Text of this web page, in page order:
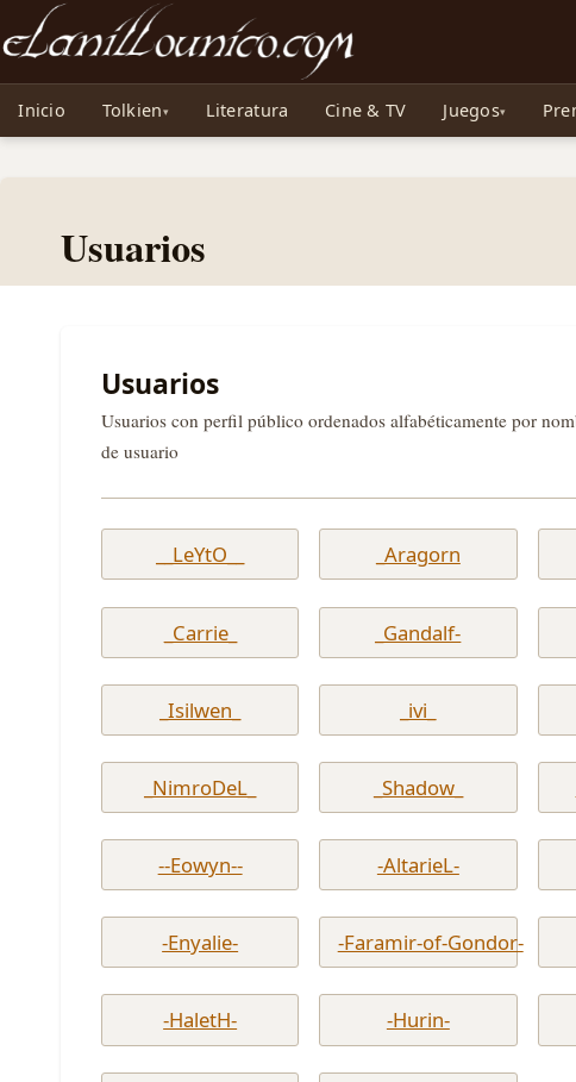
Noticias sobre Tolkien: El Señor de los Anillos, Los Anillos de Poder, La Caza de
Inicio Tolkien Literatura Cine & TV Juegos
Usuarios
Usuarios
Usuarios con perfil público ordenados alfabéticamente por
de usuario
__LeYtO__ _Aragorn
_Carrie_ _Gandalf-
_Isilwen_ _ivi_
_NimroDeL_ _Shadow_
--Eowyn-- -AltarieL-
-Enyalie- -Faramir-of-Gondor-
-HaletH- -Hurin-